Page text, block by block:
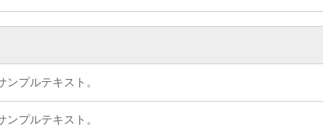
プルテキスト。
プルテキスト。